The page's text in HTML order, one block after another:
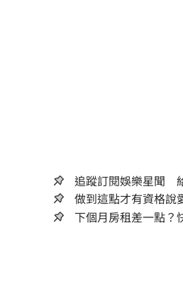
追蹤訂閱娛樂星聞
做到這點才有資格說
下個月房租差一點？